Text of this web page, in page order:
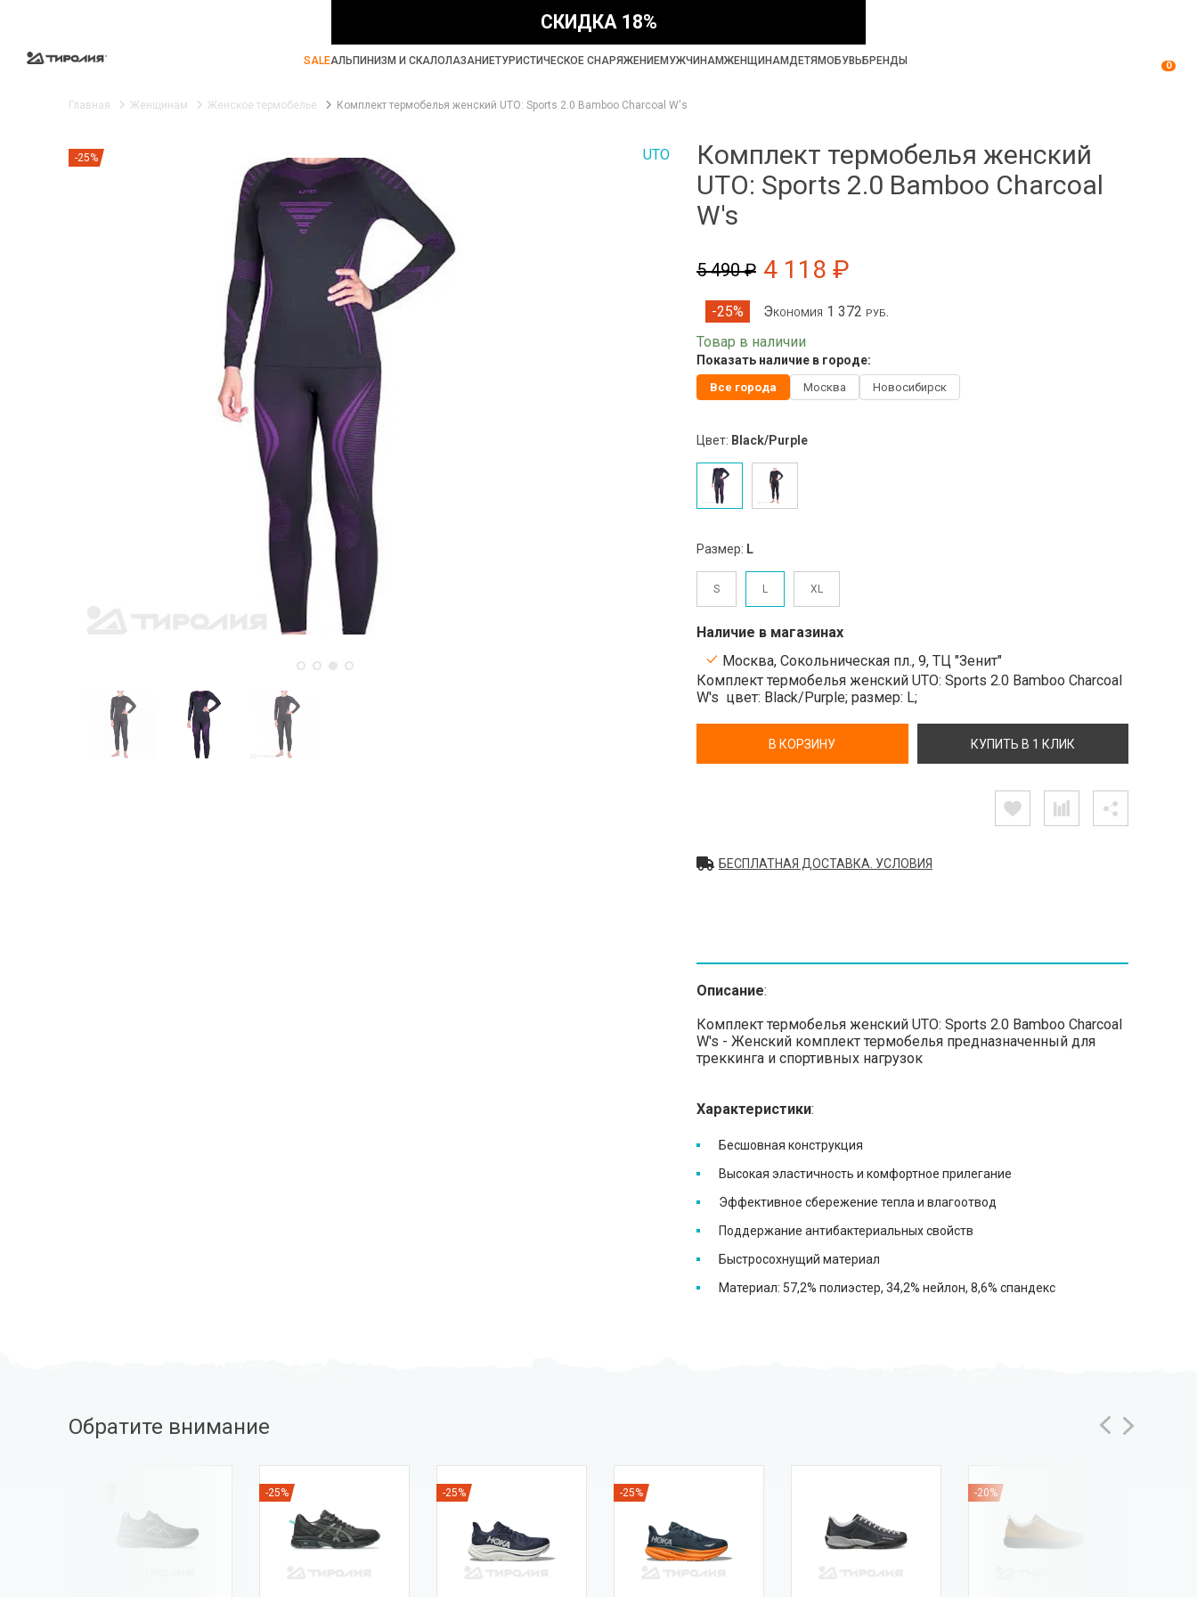
СКИДКА 18%
SALEАЛЬПИНИЗМ И СКАЛОЛАЗАНИЕТУРИСТИЧЕСКОЕ СНАРЯЖЕНИЕМУЖЧИНАМЖЕНЩИНАМДЕТЯМОБУВЬ БРЕНДЫ 0
Главная Женщинам Женское термобелье Комплект термобелья женский UTO: Sports 2.0 Bamboo Charcoal W's
-25% UTO
Комплект термобелья женский
UTO: Sports 2.0 Bamboo Charcoal
W's
5 490 ₽ 4 118 ₽
-25%
Экономия 1 372 руб.
Товар в наличии
Показать наличие в городе:
Все города Москва Новосибирск
Цвет: Black/Purple
Размер: L
S L XL
Наличие в магазинах
Москва, Сокольническая пл., 9, ТЦ "Зенит"
Комплект термобелья женский UTO: Sports 2.0 Bamboo Charcoal
W's цвет: Black/Purple; размер: L;
В КОРЗИНУ КУПИТЬ В 1 КЛИК
БЕСПЛАТНАЯ ДОСТАВКА. УСЛОВИЯ
Описание:
Комплект термобелья женский UTO: Sports 2.0 Bamboo Charcoal
W's - Женский комплект термобелья предназначенный для
треккинга и спортивных нагрузок
Характеристики:
Бесшовная конструкция
Высокая эластичность и комфортное прилегание
Эффективное сбережение тепла и влагоотвод
Поддержание антибактериальных свойств
Быстросохнущий материал
Материал: 57,2% полиэстер, 34,2% нейлон, 8,6% спандекс
Обратите внимание
-25% -25% -25% -20%